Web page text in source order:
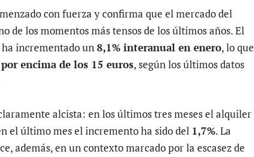
con fuerza y confirma que el mercado del
de los momentos más tensos de los últimos años. El
incrementado un8,1% interanual en enero, lo que
por encima de los 15 euros, según los últimos datos
alcista: en los últimos tres meses el alquiler
el último mes el incremento ha sido del 1,7%. La
además, en un contexto marcado por la escasez de